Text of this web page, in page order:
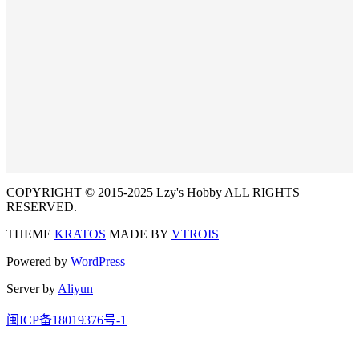
COPYRIGHT © 2015-2025 Lzy's Hobby ALL RIGHTS
RESERVED.
THEME KRATOS MADE BY VTROIS
Powered by WordPress
Server by Aliyun
闽ICP备18019376号-1